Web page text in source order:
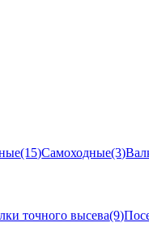
(15)Самоходные(3)
точного высева(9)